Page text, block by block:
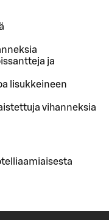
ja
lisukkeineen
vihanneksia